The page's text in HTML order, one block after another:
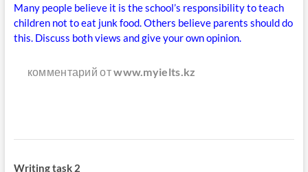
Many people believe it is the school’s responsibility to teach
children not to eat junk food. Others believe parents should do
this. Discuss both views and give your own opinion.
комментарий отwww.myielts.kz
Writing task 2